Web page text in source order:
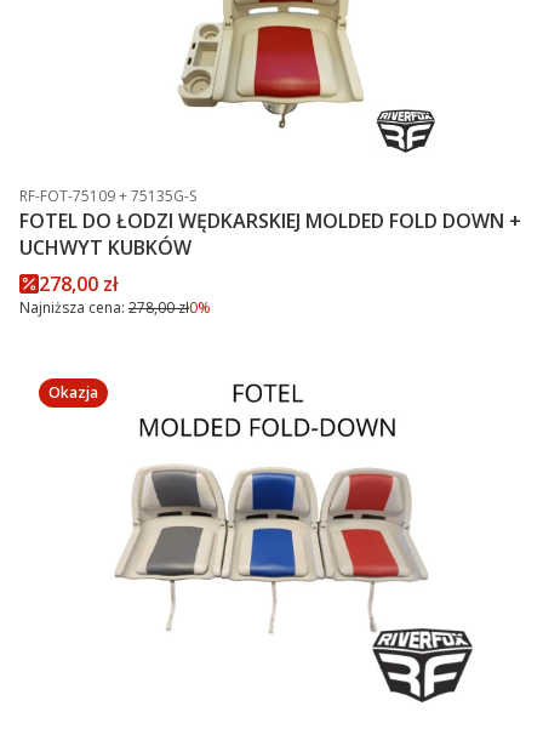
Kod produktu
RF-FOT-75109 + 75135G-S
FOTEL DO ŁODZI WĘDKARSKIEJ MOLDED FOLD DOWN +
UCHWYT KUBKÓW
Cena promocyjna
278,00 zł
Najniższa cena: 278,00 zł0%
Okazja